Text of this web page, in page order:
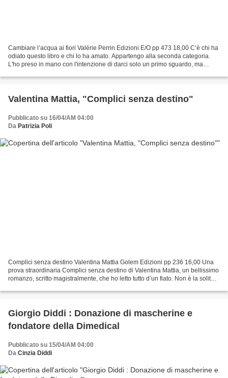
Cambiare l’acqua ai fiori Valérie Perrin Edizioni E/O pp 473 18,00 C’è chi ha
odiato questo libro e chi lo ha amato. Appartengo alla seconda categoria.
L'ho preso in mano con l'intenzione di darci solo un primo sguardo, ma
Valentina Mattia, "Complici senza destino"
Pubblicato su 16/04/AM 04:00
Da Patrizia Poli
Complici senza destino Valentina Mattia Golem Edizioni pp 236 16,00 Una
prova straordinaria Complici senza destino di Valentina Mattia, un bellissimo
romanzo, scritto magistralmente, che ho letto tutto d’un fiato. Non è la solita
Giorgio Diddi : Donazione di mascherine e
fondatore della Dimedical
Pubblicato su 15/04/AM 04:00
Da Cinzia Diddi